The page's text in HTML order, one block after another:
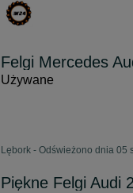
Felgi Mercedes
Używane
Lębork - Odświeżono dnia 05
Piękne Felgi Audi